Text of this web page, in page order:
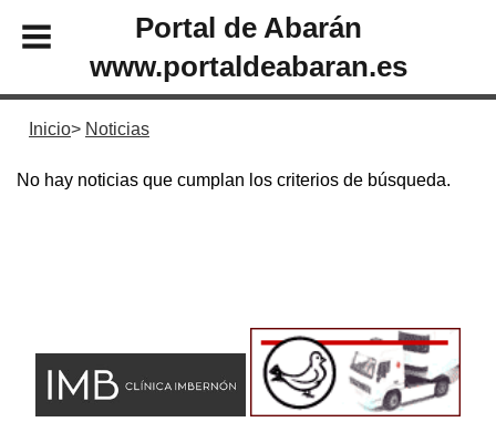
Portal de Abarán
www.portaldeabaran.es
Inicio Noticias
No hay noticias que cumplan los criterios de búsqueda.